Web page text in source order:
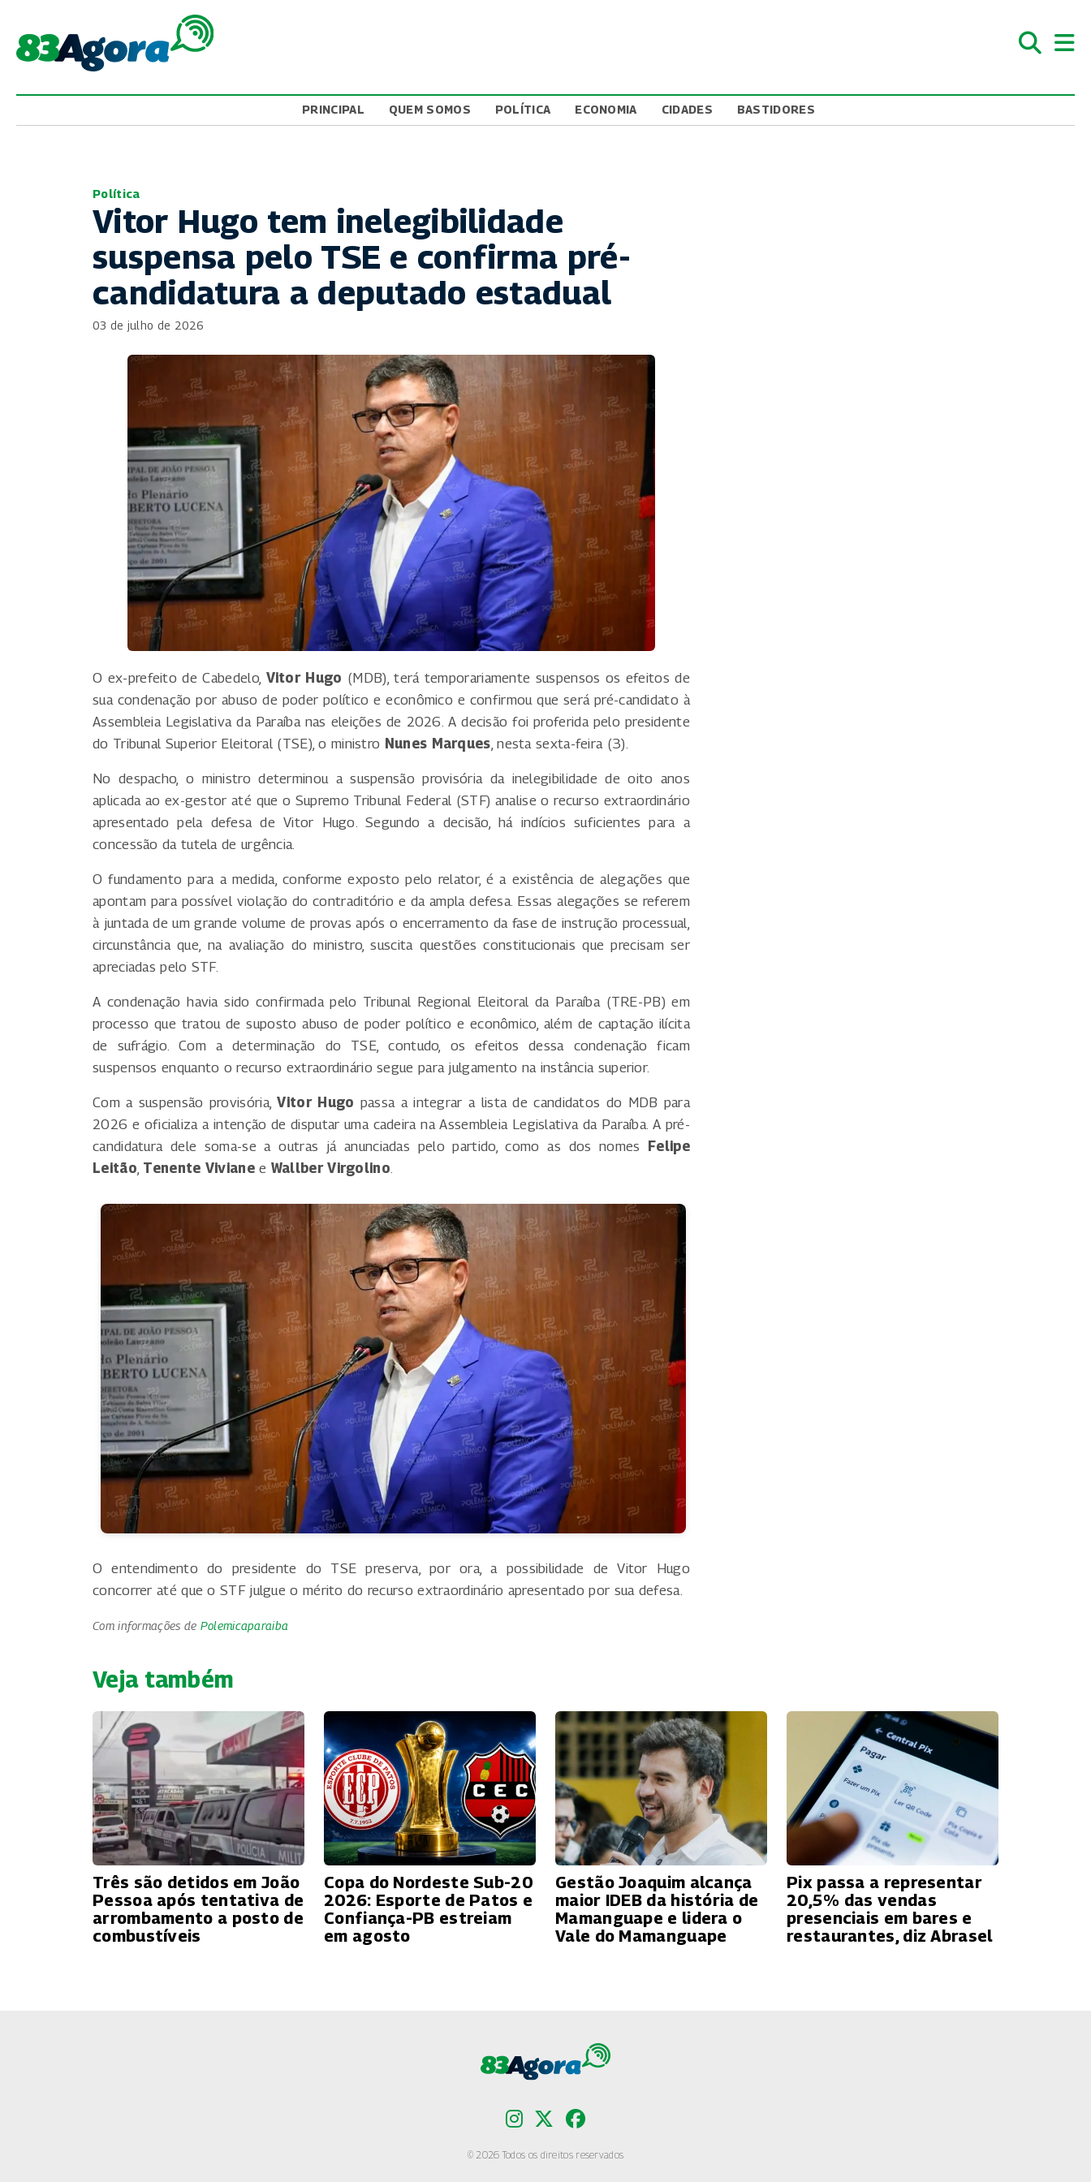
PRINCIPAL QUEM SOMOS POLÍTICA ECONOMIA CIDADES BASTIDORES
Política
Vitor Hugo tem inelegibilidade
suspensa pelo TSE e confirma pré-
candidatura a deputado estadual
03 de julho de 2026
O ex-prefeito de Cabedelo, Vitor Hugo (MDB), terá temporariamente suspensos os efeitos de
sua condenação por abuso de poder político e econômico e confirmou que será pré-candidato à
Assembleia Legislativa da Paraíba nas eleições de 2026. A decisão foi proferida pelo presidente
do Tribunal Superior Eleitoral (TSE), o ministro Nunes Marques, nesta sexta-feira (3).
No despacho, o ministro determinou a suspensão provisória da inelegibilidade de oito anos
aplicada ao ex-gestor até que o Supremo Tribunal Federal (STF) analise o recurso extraordinário
apresentado pela defesa de Vitor Hugo. Segundo a decisão, há indícios suficientes para a
concessão da tutela de urgência.
O fundamento para a medida, conforme exposto pelo relator, é a existência de alegações que
apontam para possível violação do contraditório e da ampla defesa. Essas alegações se referem
à juntada de um grande volume de provas após o encerramento da fase de instrução processual,
circunstância que, na avaliação do ministro, suscita questões constitucionais que precisam ser
apreciadas pelo STF.
A condenação havia sido confirmada pelo Tribunal Regional Eleitoral da Paraíba (TRE-PB) em
processo que tratou de suposto abuso de poder político e econômico, além de captação ilícita
de sufrágio. Com a determinação do TSE, contudo, os efeitos dessa condenação ficam
suspensos enquanto o recurso extraordinário segue para julgamento na instância superior.
Com a suspensão provisória,Vitor Hugo passa a integrar a lista de candidatos do MDB para
2026 e oficializa a intenção de disputar uma cadeira na Assembleia Legislativa da Paraíba. A pré-
candidatura dele soma-se a outras já anunciadas pelo partido, como as dos nomes
Felipe
Leitão, Tenente Vivianee Wallber Virgolino.
O entendimento do presidente do TSE preserva, por ora, a possibilidade de Vitor Hugo
concorrer até que o STF julgue o mérito do recurso extraordinário apresentado por sua defesa.
Com informações de Polemicaparaiba
Veja também
Três são detidos em João
Pessoa após tentativa de
arrombamento a posto de
combustíveis
Copa do Nordeste Sub-20
2026: Esporte de Patos e
Confiança-PB estreiam
em agosto
Gestão Joaquim alcança
maior IDEB da história de
Mamanguape e lidera o
Vale do Mamanguape
Pix passa a representar
20,5% das vendas
presenciais em bares e
restaurantes, diz Abrasel
© 2026 Todos os direitos reservados